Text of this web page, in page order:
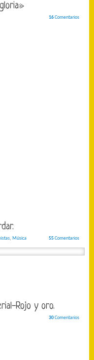
16Comentarios
, Música 55Comentarios
Rojo y oro.
30Comentarios